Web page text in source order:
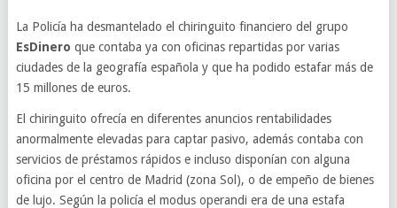
La Policía ha desmantelado el chiringuito financiero del grupo
EsDinero que contaba ya con oficinas repartidas por varias
ciudades de la geografía española y que ha podido estafar más de
15 millones de euros.
El chiringuito ofrecía en diferentes anuncios rentabilidades
anormalmente elevadas para captar pasivo, además contaba con
servicios de préstamos rápidos e incluso disponían con alguna
oficina por el centro de Madrid (zona Sol), o de empeño de bienes
de lujo. Según la policía el modus operandi era de una estafa